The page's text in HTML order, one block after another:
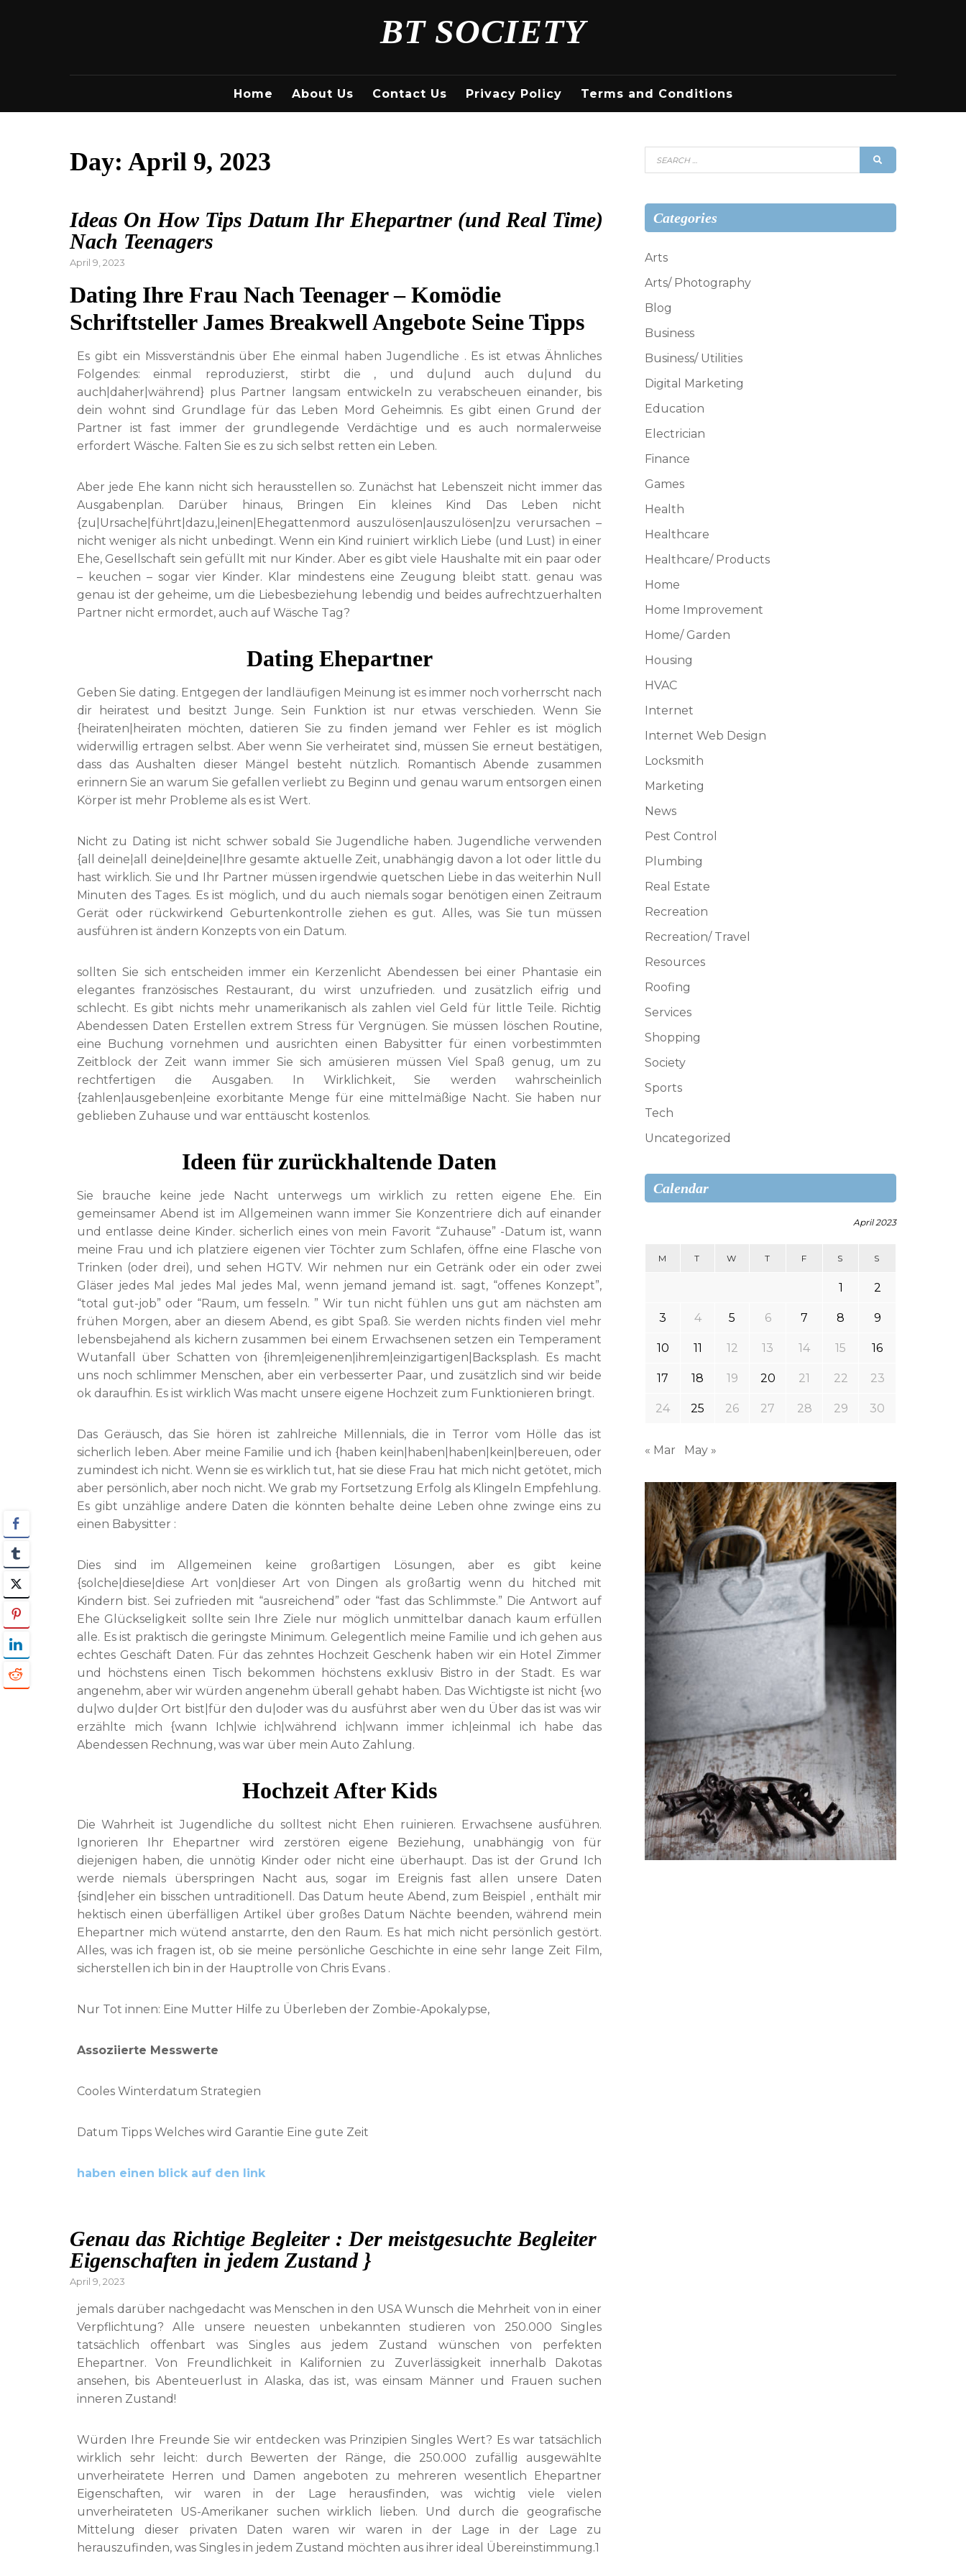
BT SOCIETY
Home About Us Contact Us Privacy Policy Terms and Conditions
Day: April 9, 2023
Ideas On How Tips Datum Ihr Ehepartner (und Real Time)
Nach Teenagers
Posted
April 9, 2023
Dating Ihre Frau Nach Teenager – Komödie
Schriftsteller James Breakwell Angebote Seine Tipps
Es gibt ein Missverständnis über Ehe einmal haben Jugendliche . Es ist etwas Ähnliches
Folgendes: einmal reproduzierst, stirbt die , und du|und auch du|und du
auch|daher|während} plus Partner langsam entwickeln zu verabscheuen einander, bis
dein wohnt sind Grundlage für das Leben Mord Geheimnis. Es gibt einen Grund der
Partner ist fast immer der grundlegende Verdächtige und es auch normalerweise
erfordert Wäsche. Falten Sie es zu sich selbst retten ein Leben.
Aber jede Ehe kann nicht sich herausstellen so. Zunächst hat Lebenszeit nicht immer das
Ausgabenplan. Darüber hinaus, Bringen Ein kleines Kind Das Leben nicht
{zu|Ursache|führt|dazu,|einen|Ehegattenmord auszulösen|auszulösen|zu verursachen –
nicht weniger als nicht unbedingt. Wenn ein Kind ruiniert wirklich Liebe (und Lust) in einer
Ehe, Gesellschaft sein gefüllt mit nur Kinder. Aber es gibt viele Haushalte mit ein paar oder
– keuchen – sogar vier Kinder. Klar mindestens eine Zeugung bleibt statt. genau was
genau ist der geheime, um die Liebesbeziehung lebendig und beides aufrechtzuerhalten
Partner nicht ermordet, auch auf Wäsche Tag?
Dating Ehepartner
Geben Sie dating. Entgegen der landläufigen Meinung ist es immer noch vorherrscht nach
dir heiratest und besitzt Junge. Sein Funktion ist nur etwas verschieden. Wenn Sie
{heiraten|heiraten möchten, datieren Sie zu finden jemand wer Fehler es ist möglich
widerwillig ertragen selbst. Aber wenn Sie verheiratet sind, müssen Sie erneut bestätigen,
dass das Aushalten dieser Mängel besteht nützlich. Romantisch Abende zusammen
erinnern Sie an warum Sie gefallen verliebt zu Beginn und genau warum entsorgen einen
Körper ist mehr Probleme als es ist Wert.
Nicht zu Dating ist nicht schwer sobald Sie Jugendliche haben. Jugendliche verwenden
{all deine|all deine|deine|Ihre gesamte aktuelle Zeit, unabhängig davon a lot oder little du
hast wirklich. Sie und Ihr Partner müssen irgendwie quetschen Liebe in das weiterhin Null
Minuten des Tages. Es ist möglich, und du auch niemals sogar benötigen einen Zeitraum
Gerät oder rückwirkend Geburtenkontrolle ziehen es gut. Alles, was Sie tun müssen
ausführen ist ändern Konzepts von ein Datum.
sollten Sie sich entscheiden immer ein Kerzenlicht Abendessen bei einer Phantasie ein
elegantes französisches Restaurant, du wirst unzufrieden. und zusätzlich eifrig und
schlecht. Es gibt nichts mehr unamerikanisch als zahlen viel Geld für little Teile. Richtig
Abendessen Daten Erstellen extrem Stress für Vergnügen. Sie müssen löschen Routine,
eine Buchung vornehmen und ausrichten einen Babysitter für einen vorbestimmten
Zeitblock der Zeit wann immer Sie sich amüsieren müssen Viel Spaß genug, um zu
rechtfertigen die Ausgaben. In Wirklichkeit, Sie werden wahrscheinlich
{zahlen|ausgeben|eine exorbitante Menge für eine mittelmäßige Nacht. Sie haben nur
geblieben Zuhause und war enttäuscht kostenlos.
Ideen für zurückhaltende Daten
Sie brauche keine jede Nacht unterwegs um wirklich zu retten eigene Ehe. Ein
gemeinsamer Abend ist im Allgemeinen wann immer Sie Konzentriere dich auf einander
und entlasse deine Kinder. sicherlich eines von mein Favorit “Zuhause” -Datum ist, wann
meine Frau und ich platziere eigenen vier Töchter zum Schlafen, öffne eine Flasche von
Trinken (oder drei), und sehen HGTV. Wir nehmen nur ein Getränk oder ein oder zwei
Gläser jedes Mal jedes Mal jedes Mal, wenn jemand jemand ist. sagt, “offenes Konzept”,
“total gut-job” oder “Raum, um fesseln. ” Wir tun nicht fühlen uns gut am nächsten am
frühen Morgen, aber an diesem Abend, es gibt Spaß. Sie werden nichts finden viel mehr
lebensbejahend als kichern zusammen bei einem Erwachsenen setzen ein Temperament
Wutanfall über Schatten von {ihrem|eigenen|ihrem|einzigartigen|Backsplash. Es macht
uns noch schlimmer Menschen, aber ein verbesserter Paar, und zusätzlich sind wir beide
ok daraufhin. Es ist wirklich Was macht unsere eigene Hochzeit zum Funktionieren bringt.
Das Geräusch, das Sie hören ist zahlreiche Millennials, die in Terror vom Hölle das ist
sicherlich leben. Aber meine Familie und ich {haben kein|haben|haben|kein|bereuen, oder
zumindest ich nicht. Wenn sie es wirklich tut, hat sie diese Frau hat mich nicht getötet, mich
aber persönlich, aber noch nicht. We grab my Fortsetzung Erfolg als Klingeln Empfehlung.
Es gibt unzählige andere Daten die könnten behalte deine Leben ohne zwinge eins zu
einen Babysitter :
Dies sind im Allgemeinen keine großartigen Lösungen, aber es gibt keine
{solche|diese|diese Art von|dieser Art von Dingen als großartig wenn du hitched mit
Kindern bist. Sei zufrieden mit “ausreichend” oder “fast das Schlimmste.” Die Antwort auf
Ehe Glückseligkeit sollte sein Ihre Ziele nur möglich unmittelbar danach kaum erfüllen
alle. Es ist praktisch die geringste Minimum. Gelegentlich meine Familie und ich gehen aus
echtes Geschäft Daten. Für das zehntes Hochzeit Geschenk haben wir ein Hotel Zimmer
und höchstens einen Tisch bekommen höchstens exklusiv Bistro in der Stadt. Es war
angenehm, aber wir würden angenehm überall gehabt haben. Das Wichtigste ist nicht {wo
du|wo du|der Ort bist|für den du|oder was du ausführst aber wen du Über das ist was wir
erzählte mich {wann Ich|wie ich|während ich|wann immer ich|einmal ich habe das
Abendessen Rechnung, was war über mein Auto Zahlung.
Hochzeit After Kids
Die Wahrheit ist Jugendliche du solltest nicht Ehen ruinieren. Erwachsene ausführen.
Ignorieren Ihr Ehepartner wird zerstören eigene Beziehung, unabhängig von für
diejenigen haben, die unnötig Kinder oder nicht eine überhaupt. Das ist der Grund Ich
werde niemals überspringen Nacht aus, sogar im Ereignis fast allen unsere Daten
{sind|eher ein bisschen untraditionell. Das Datum heute Abend, zum Beispiel , enthält mir
hektisch einen überfälligen Artikel über großes Datum Nächte beenden, während mein
Ehepartner mich wütend anstarrte, den den Raum. Es hat mich nicht persönlich gestört.
Alles, was ich fragen ist, ob sie meine persönliche Geschichte in eine sehr lange Zeit Film,
sicherstellen ich bin in der Hauptrolle von Chris Evans .
Nur Tot innen: Eine Mutter Hilfe zu Überleben der Zombie-Apokalypse,
Assoziierte Messwerte
Cooles Winterdatum Strategien
Datum Tipps Welches wird Garantie Eine gute Zeit
haben einen blick auf den link
Genau das Richtige Begleiter : Der meistgesuchte Begleiter
Eigenschaften in jedem Zustand }
Posted
April 9, 2023
jemals darüber nachgedacht was Menschen in den USA Wunsch die Mehrheit von in einer
Verpflichtung? Alle unsere neuesten unbekannten studieren von 250.000 Singles
tatsächlich offenbart was Singles aus jedem Zustand wünschen von perfekten
Ehepartner. Von Freundlichkeit in Kalifornien zu Zuverlässigkeit innerhalb Dakotas
ansehen, bis Abenteuerlust in Alaska, das ist, was einsam Männer und Frauen suchen
inneren Zustand!
Würden Ihre Freunde Sie wir entdecken was Prinzipien Singles Wert? Es war tatsächlich
wirklich sehr leicht: durch Bewerten der Ränge, die 250.000 zufällig ausgewählte
unverheiratete Herren und Damen angeboten zu mehreren wesentlich Ehepartner
Eigenschaften, wir waren in der Lage herausfinden, was wichtig viele vielen
unverheirateten US-Amerikaner suchen wirklich lieben. Und durch die geografische
Mittelung dieser privaten Daten waren wir waren in der Lage in der Lage zu
herauszufinden, was Singles in jedem Zustand möchten aus ihrer ideal Übereinstimmung.1
Search
for:
Categories
Arts
Arts/ Photography
Blog
Business
Business/ Utilities
Digital Marketing
Education
Electrician
Finance
Games
Health
Healthcare
Healthcare/ Products
Home
Home Improvement
Home/ Garden
Housing
HVAC
Internet
Internet Web Design
Locksmith
Marketing
News
Pest Control
Plumbing
Real Estate
Recreation
Recreation/ Travel
Resources
Roofing
Services
Shopping
Society
Sports
Tech
Uncategorized
Calendar
April 2023
M T W T F S S
1 2
3 4 5 6 7 8 9
10 11 12 13 14 15 16
17 18 19 20 21 22 23
24 25 26 27 28 29 30
« Mar May »